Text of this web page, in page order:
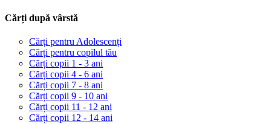
Cărți după vârstă
Cărți pentru Adolescenți
Cărți pentru copilul tău
Cărți copii 1 - 3 ani
Cărți copii 4 - 6 ani
Cărți copii 7 - 8 ani
Cărți copii 9 - 10 ani
Cărți copii 11 - 12 ani
Cărți copii 12 - 14 ani